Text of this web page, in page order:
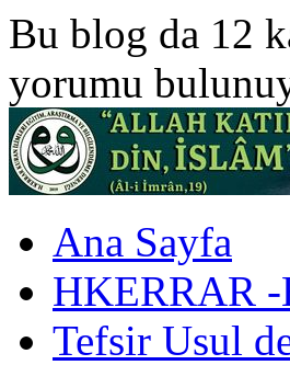
Bu blog da 12
yorumu
Ana Sayfa
HKERRAR -
Tefsir Usul